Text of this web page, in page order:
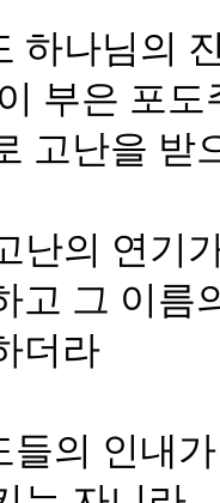
하나님의
부은 포
고난을 받
난의 연기
고 그 이름
더라
들의 인내